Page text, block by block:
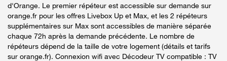
d'Orange. Le premier répéteur est accessible sur demande sur
orange.fr pour les offres Livebox Up et Max, et les 2 répéteurs
supplémentaires sur Max sont accessibles de manière séparée
chaque 72h après la demande précédente. Le nombre de
répéteurs dépend de la taille de votre logement (détails et tarifs
sur orange.fr). Connexion wifi avec Décodeur TV compatible : TV